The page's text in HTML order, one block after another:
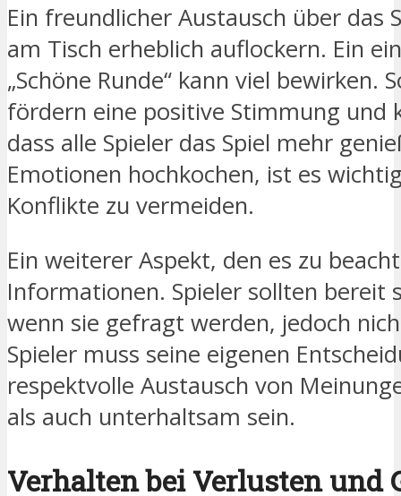
Ein freundlicher Austausch über das
am Tisch erheblich auflockern. Ein
„Schöne Runde“ kann viel bewirken.
fördern eine positive Stimmung und
dass alle Spieler das Spiel mehr
Emotionen hochkochen, ist es
Konflikte zu vermeiden.
Ein weiterer Aspekt, den es zu
Informationen. Spieler sollten bereit
wenn sie gefragt werden, jedoch
Spieler muss seine eigenen
respektvolle Austausch von
als auch unterhaltsam sein.
Verhalten bei Verlusten und